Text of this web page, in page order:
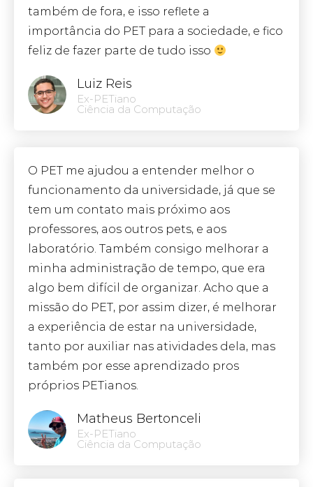
também de fora, e isso reflete a
importância do PET para a sociedade, e fico
feliz de fazer parte de tudo isso
Luiz Reis
Ex-PETiano
Ciência da Computação
O PET me ajudou a entender melhor o
funcionamento da universidade, já que se
tem um contato mais próximo aos
professores, aos outros pets, e aos
laboratório. Também consigo melhorar a
minha administração de tempo, que era
algo bem difícil de organizar. Acho que a
missão do PET, por assim dizer, é melhorar
a experiência de estar na universidade,
tanto por auxiliar nas atividades dela, mas
também por esse aprendizado pros
próprios PETianos.
Matheus Bertonceli
Ex-PETiano
Ciência da Computação